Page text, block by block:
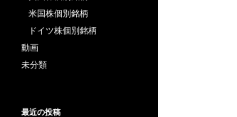
米国株個別銘柄
ドイツ株個別銘柄
動画
未分類
最近の投稿